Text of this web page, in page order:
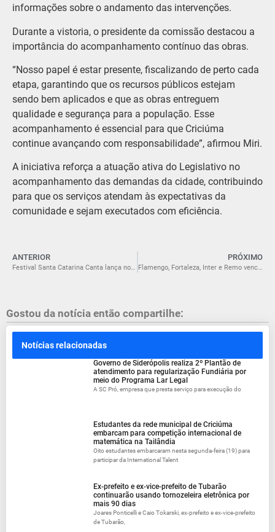
informações sobre o andamento das intervenções.
Durante a vistoria, o presidente da comissão destacou a
importância do acompanhamento contínuo das obras.
“Nosso papel é estar presente, fiscalizando de perto cada
etapa, garantindo que os recursos públicos estejam
sendo bem aplicados e que as obras entreguem
qualidade e segurança para a população. Esse
acompanhamento é essencial para que Criciúma
continue avançando com responsabilidade”, afirmou Miri.
A iniciativa reforça a atuação ativa do Legislativo no
acompanhamento das demandas da cidade, contribuindo
para que os serviços atendam às expectativas da
comunidade e sejam executados com eficiência.
ANTERIOR
Festival Santa Catarina Canta lança nova edição na próxima semana e reforça busca por talentos em todo o Estado
PRÓXIMO
Flamengo, Fortaleza, Inter e Remo vencem na Copa do Brasil
Gostou da notícia então compartilhe:
Notícias relacionadas
Governo de Siderópolis realiza 2º Plantão de
atendimento para regularização Fundiária por
meio do Programa Lar Legal
A SC Pró, empresa que presta serviço para execução do
Estudantes da rede municipal de Criciúma
embarcam para competição internacional de
matemática na Tailândia
Oito estudantes embarcaram nesta segunda-feira (19) para
participar da International Talent
Ex-prefeito e ex-vice-prefeito de Tubarão
continuarão usando tornozeleira eletrônica por
mais 90 dias
Joares Ponticelli e Caio Tokarski, ex-prefeito e ex-vice-prefeito
de Tubarão,